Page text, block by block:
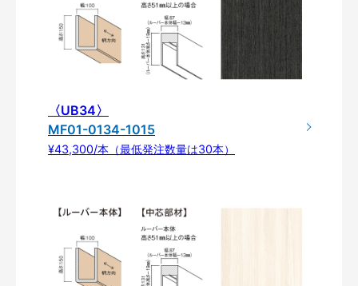
〈UB34〉
MF01-0134-1015
¥43,300/本（最低発注数量は30本）